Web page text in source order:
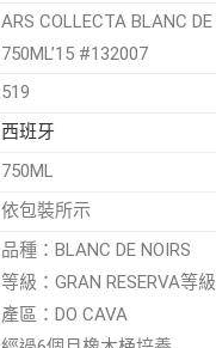
ARS COLLECTA BLANC
750ML’15 #132007
519
西班牙
750ML
依包裝所示
品種：BLANC DE NOIRS
等級：GRAN RESERVA等級
產區：DO CAVA